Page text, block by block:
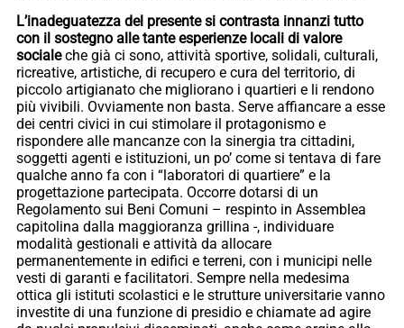
L’inadeguatezza del presente si contrasta innanzi tutto
con il sostegno alle tante esperienze locali di valore
socialeche già ci sono, attività sportive, solidali, culturali,
ricreative, artistiche, di recupero e cura del territorio, di
piccolo artigianato che migliorano i quartieri e li rendono
più vivibili. Ovviamente non basta. Serve affiancare a esse
dei centri civici in cui stimolare il protagonismo e
rispondere alle mancanze con la sinergia tra cittadini,
soggetti agenti e istituzioni, un po’ come si tentava di fare
qualche anno fa con i “laboratori di quartiere” e la
progettazione partecipata. Occorre dotarsi di un
Regolamento sui Beni Comuni – respinto in Assemblea
capitolina dalla maggioranza grillina -, individuare
modalità gestionali e attività da allocare
permanentemente in edifici e terreni, con i municipi nelle
vesti di garanti e facilitatori. Sempre nella medesima
ottica gli istituti scolastici e le strutture universitarie vanno
investite di una funzione di presidio e chiamate ad agire